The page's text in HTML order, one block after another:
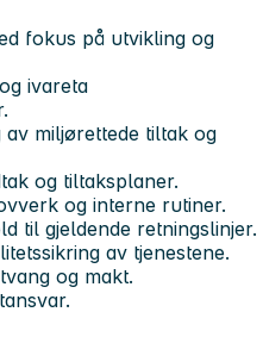
fokus på utvikling og
ivareta
miljørettede tiltak og
og tiltaksplaner.
og interne rutiner.
til gjeldende retningslinjer.
av tjenestene.
og makt.